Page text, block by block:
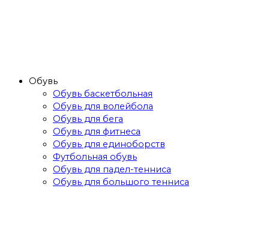
Обувь
Обувь баскетбольная
Обувь для волейбола
Обувь для бега
Обувь для фитнеса
Обувь для единоборств
Футбольная обувь
Обувь для падел-тенниса
Обувь для большого тенниса